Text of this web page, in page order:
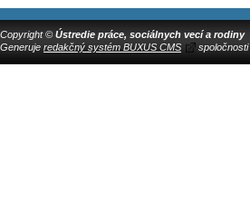
Copyright © Ústredie práce, sociálnych vecí a rodiny
Generuje redakčný systém BUXUS CMS spoločnosti